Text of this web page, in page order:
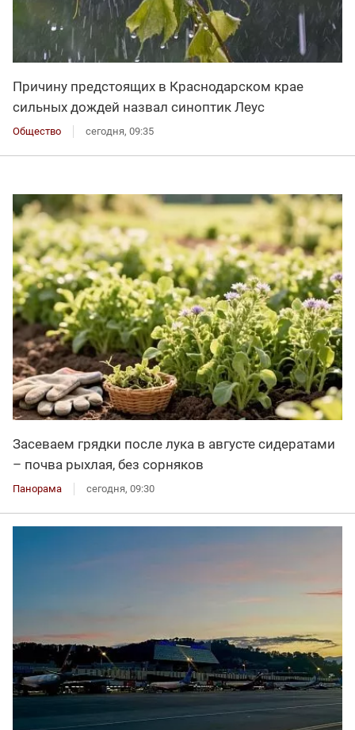
Причину предстоящих в Краснодарском крае
сильных дождей назвал синоптик Леус
Общество сегодня, 09:35
Засеваем грядки после лука в августе сидератами
– почва рыхлая, без сорняков
Панорама сегодня, 09:30